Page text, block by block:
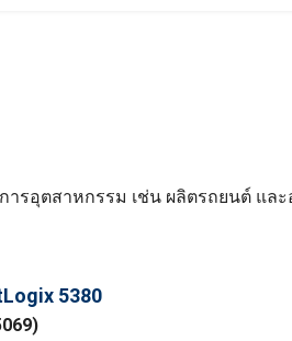
ารอุตสาหกรรม เช่น ผลิตรถยนต์ แ
5380